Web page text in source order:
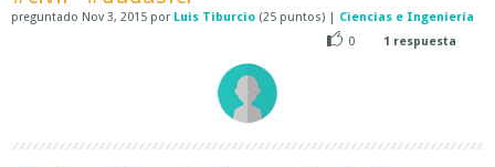
preguntado Nov 3, 2015 por Luis Tiburcio (25 puntos) | Ciencias e Ingeniería
0
1 respuesta